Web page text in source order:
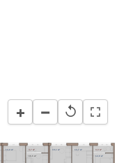
+ − ↺
13,0 м² 3,7 м²
16,5 м²
3,3 м²
19,1 м²
12,9 м²
13,7 м²